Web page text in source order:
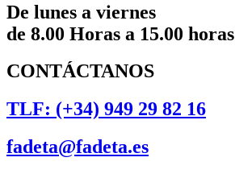
De lunes a viernes
de 8.00 Horas a 15.00 horas
CONTÁCTANOS
TLF: (+34) 949 29 82 16
fadeta@fadeta.es